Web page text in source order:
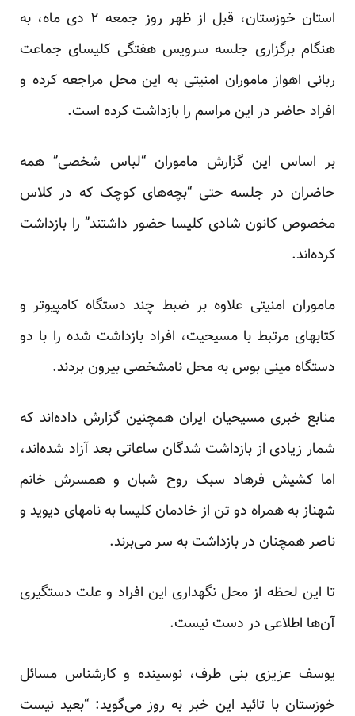
استان خوزستان، قبل از ظهر روز جمعه ۲ دی ماه، به
هنگام برگزاری جلسه سرویس هفتگی کلیسای جماعت
ربانی اهواز ماموران امنیتی به این محل مراجعه کرده و
افراد حاضر در این مراسم را بازداشت کرده است.
بر اساس این گزارش ماموران “لباس شخصی” همه
حاضران در جلسه حتی “بچه‌های کوچک که در کلاس
مخصوص کانون شادی کلیسا حضور داشتند” را بازداشت
کرده‌اند.
ماموران امنیتی علاوه بر ضبط چند دستگاه کامپیو‌تر و
کتابهای مرتبط با مسیحیت، افراد بازداشت شده را با دو
دستگاه مینی بوس به محل نامشخصی بیرون بردند.
منابع خبری مسیحیان ایران همچنین گزارش داده‌اند که
شمار زیادی از بازداشت شدگان ساعاتی بعد آزاد شده‌اند،
اما کشیش فرهاد سبک روح شبان و همسرش خانم
شهناز به همراه دو تن از خادمان کلیسا به نامهای دیوید و
ناصر همچنان در بازداشت به سر می‌برند.
تا این لحظه از محل نگهداری این افراد و علت دستگیری
آن‌ها اطلاعی در دست نیست.
یوسف عزیزی بنی طرف، نوسینده و کار‌شناس مسائل
خوزستان با تائید این خبر به روز می‌گوید: “بعید نیست